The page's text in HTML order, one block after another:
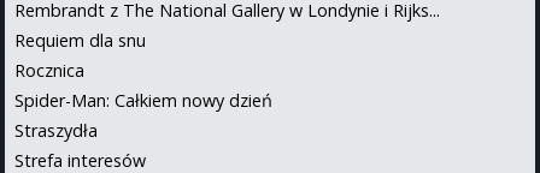
Rembrandt z The National Gallery w Londynie i Rijks...
Requiem dla snu
Rocznica
Spider-Man: Całkiem nowy dzień
Straszydła
Strefa interesów